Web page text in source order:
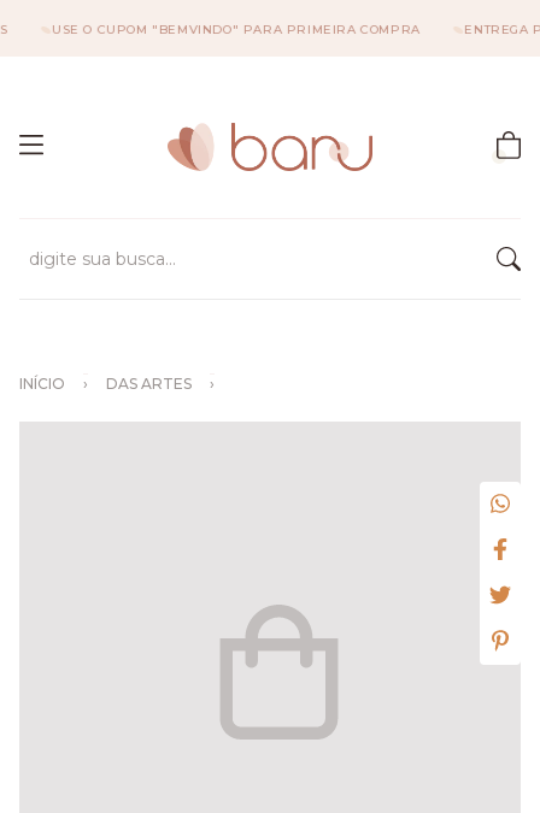
USE O CUPOM "BEMVINDO" PARA PRIMEIRA COMPRA ENTREGA
INÍCIO › DAS ARTES ›